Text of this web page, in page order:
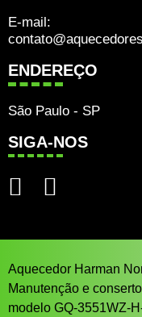
E-mail:
ENDEREÇO
São Paulo - SP
SIGA-NOS
Aquecedor Harman
Manutenção e
modelo GQ-3551WZ-